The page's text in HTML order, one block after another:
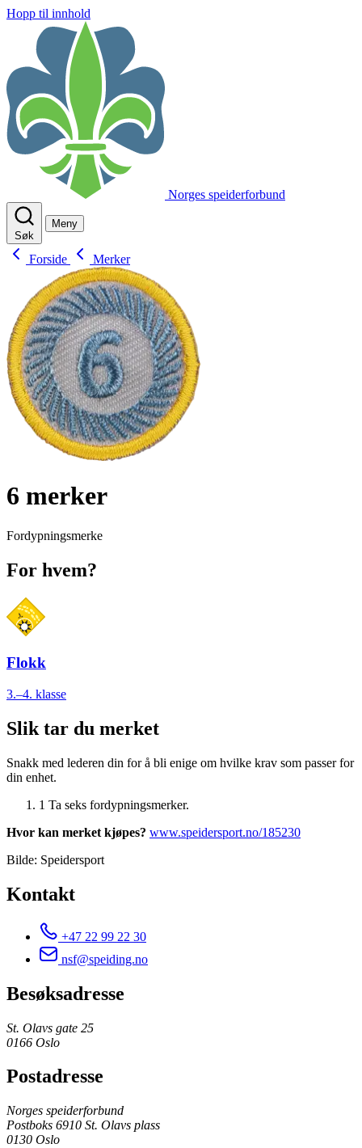
Hopp til innhold
Norges speiderforbund
Søk
Meny
Forside Merker
6 merker
Fordypningsmerke
For hvem?
Flokk
3.–4. klasse
Slik tar du merket
Snakk med lederen din for å bli enige om hvilke krav som passer for
din enhet.
1 Ta seks fordypningsmerker.
Hvor kan merket kjøpes? www.speidersport.no/185230
Bilde: Speidersport
Kontakt
+47 22 99 22 30
nsf@speiding.no
Besøksadresse
St. Olavs gate 25
0166 Oslo
Postadresse
Norges speiderforbund
Postboks 6910 St. Olavs plass
0130 Oslo